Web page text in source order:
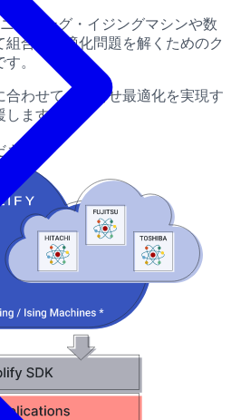
ーリング・イジングマシンや数
合せ最適化問題を解くためのク
。
わせて、組合せ最適化を実現す
ます。
い